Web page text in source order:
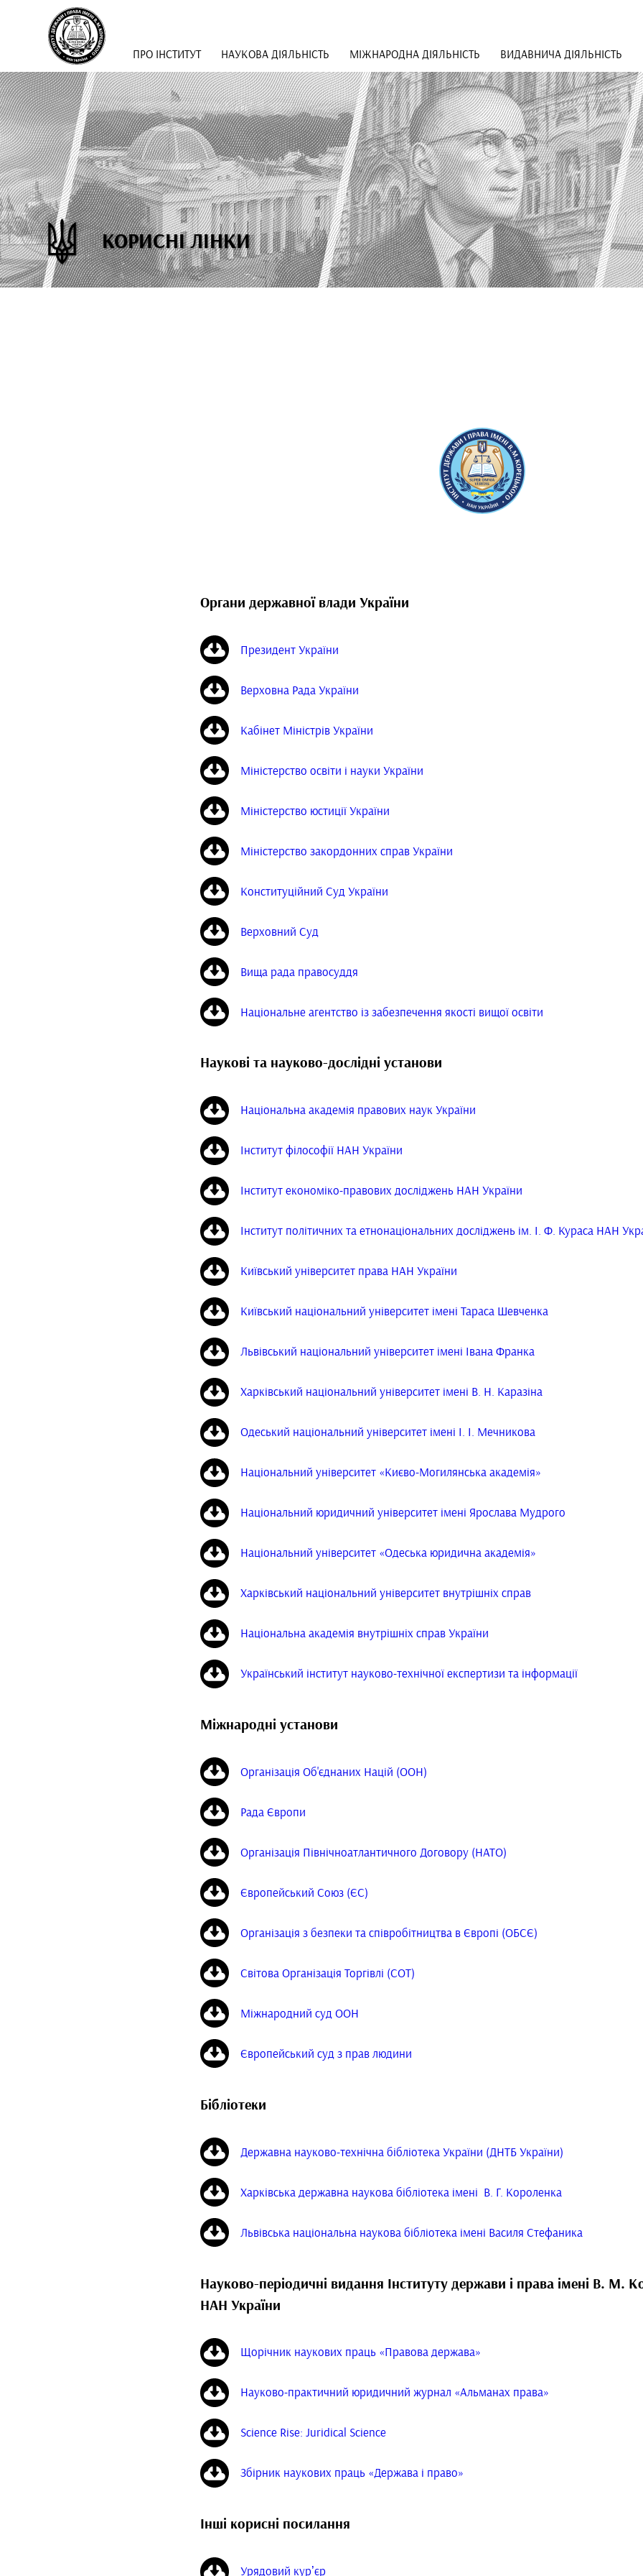
ПРО ІНСТИТУТ НАУКОВА ДІЯЛЬНІСТЬ МІЖНАРОДНА ДІЯЛЬНІСТЬ ВИДАВНИЧА ДІЯЛЬНІСТЬ
КОРИСНІ ЛІНКИ
Органи державної влади України
Президент України
Верховна Рада України
Кабінет Міністрів України
Міністерство освіти і науки України
Міністерство юстиції України
Міністерство закордонних справ України
Конституційний Суд України
Верховний Суд
Вища рада правосуддя
Національне агентство із забезпечення якості вищої освіти
Наукові та науково-дослідні установи
Національна академія правових наук України
Інститут філософії НАН України
Інститут економіко-правових досліджень НАН України
Інститут політичних та етнонаціональних досліджень ім. І. Ф. Кураса НАН
Київський університет права НАН України
Київський національний університет імені Тараса Шевченка
Львівський національний університет імені Івана Франка
Харківський національний університет імені В. Н. Каразіна
Одеський національний університет імені І. І. Мечникова
Національний університет «Києво-Могилянська академія»
Національний юридичний університет імені Ярослава Мудрого
Національний університет «Одеська юридична академія»
Харківський національний університет внутрішніх справ
Національна академія внутрішніх справ України
Український інститут науково-технічної експертизи та інформації
Міжнародні установи
Організація Об'єднаних Націй (ООН)
Рада Європи
Організація Північноатлантичного Договору (НАТО)
Європейський Союз (ЄС)
Організація з безпеки та співробітництва в Європі (ОБСЄ)
Світова Організація Торгівлі (СОТ)
Міжнародний суд ООН
Європейський суд з прав людини
Бібліотеки
Державна науково-технічна бібліотека України (ДНТБ України)
Харківська державна наукова бібліотека імені В. Г. Короленка
Львівська національна наукова бібліотека імені Василя Стефаника
Науково-періодичні видання Інституту держави і права імені В. М.
НАН України
Щорічник наукових праць «Правова держава»
Науково-практичний юридичний журнал «Альманах права»
Science Rise: Juridical Science
Збірник наукових праць «Держава і право»
Інші корисні посилання
Урядовий курʼєр